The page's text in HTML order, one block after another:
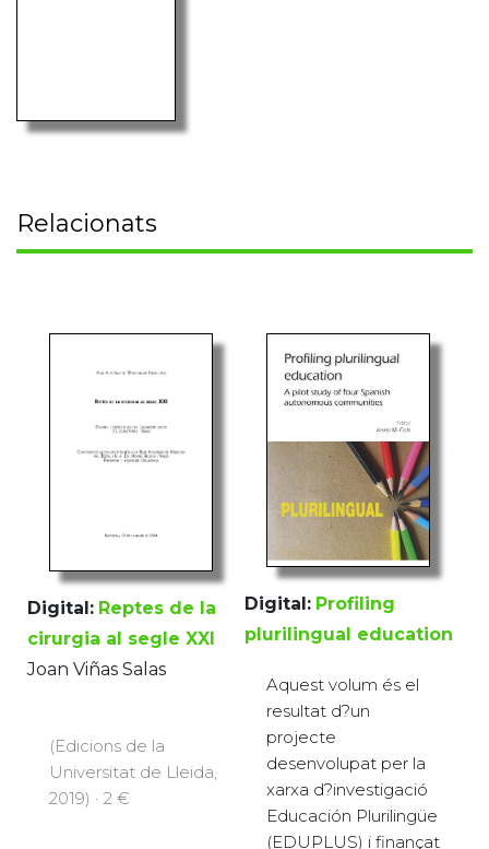
Relacionats
Digital: Reptes de la
cirurgia al segle XXI
Joan Viñas Salas
(Edicions de la
Universitat de Lleida,
2019) · 2 €
Digital: Profiling
plurilingual education
Aquest volum és el
resultat d?un
projecte
desenvolupat per la
xarxa d?investigació
Educación Plurilingüe
(EDUPLUS) i finançat